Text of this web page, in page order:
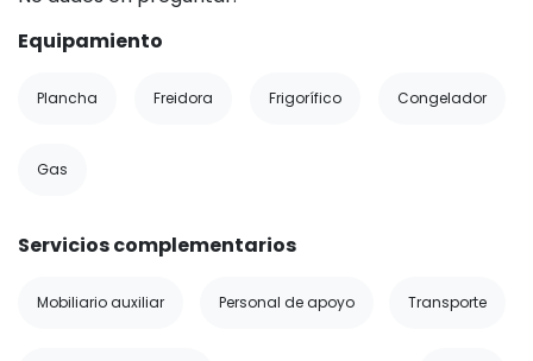
Equipamiento
Plancha Freidora Frigorífico Congelador
Gas
Servicios complementarios
Mobiliario auxiliar Personal de apoyo Transporte